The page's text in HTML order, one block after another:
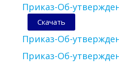
Приказ-Об-
Скачать
Приказ-Об-
Приказ-Об-